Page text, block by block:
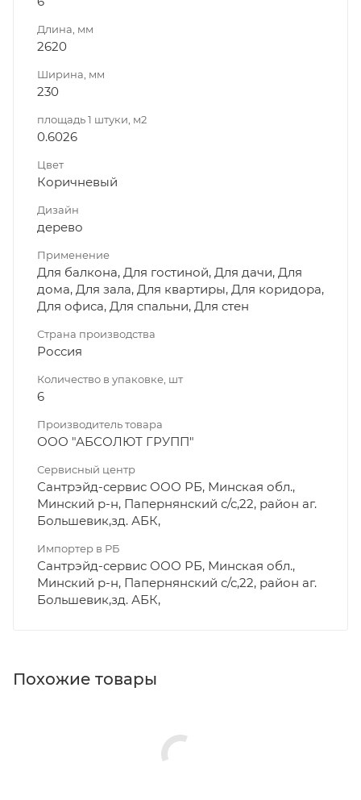
Длина, мм
2620
Ширина, мм
230
площадь 1 штуки, м2
0.6026
Цвет
Коричневый
Дизайн
дерево
Применение
Для балкона, Для гостиной, Для дачи, Для
дома, Для зала, Для квартиры, Для коридора,
Для офиса, Для спальни, Для стен
Страна производства
Россия
Количество в упаковке, шт
6
Производитель товара
ООО "АБСОЛЮТ ГРУПП"
Сервисный центр
Сантрэйд-сервис ООО РБ, Минская обл.,
Минский р-н, Папернянский с/с,22, район аг.
Большевик,зд. АБК,
Импортер в РБ
Сантрэйд-сервис ООО РБ, Минская обл.,
Минский р-н, Папернянский с/с,22, район аг.
Большевик,зд. АБК,
Похожие товары